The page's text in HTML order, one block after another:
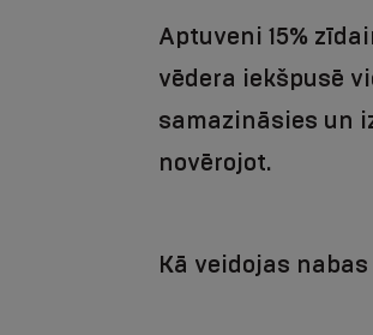
Aptuveni 15%
vēdera iekšpusē
samazināsies un
novērojot.
Kā veidojas